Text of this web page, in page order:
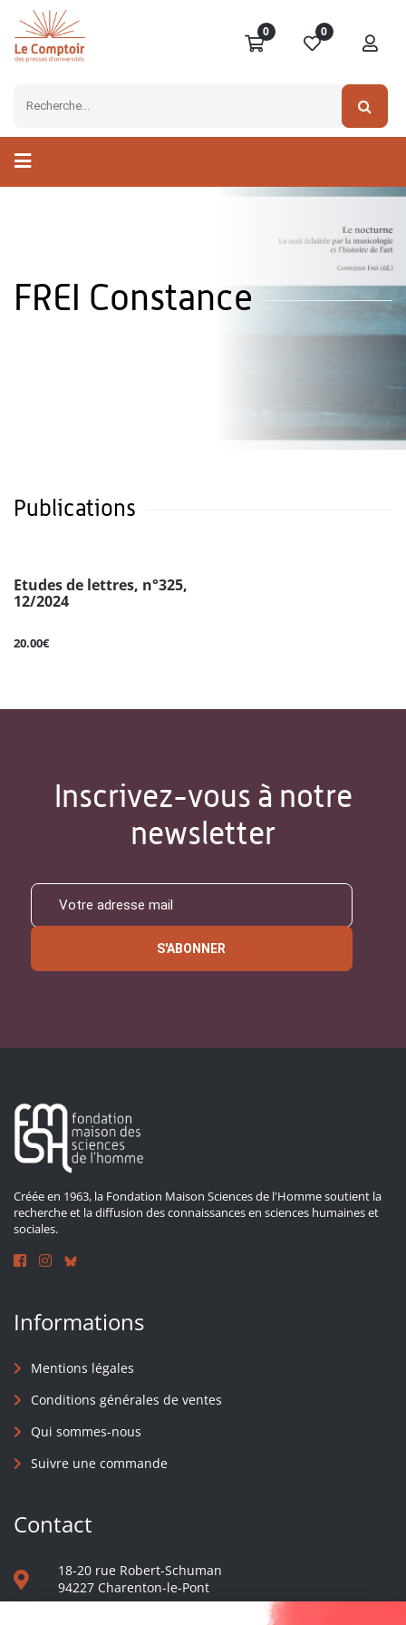
0 0
FREI Constance
Publications
Etudes de lettres, n°325,
12/2024
20.00€
Inscrivez-vous à notre
newsletter
S'ABONNER
Créée en 1963, la Fondation Maison Sciences de l'Homme soutient la
recherche et la diffusion des connaissances en sciences humaines et
sociales.
Informations
Mentions légales
Conditions générales de ventes
Qui sommes-nous
Suivre une commande
Contact
18-20 rue Robert-Schuman
94227 Charenton-le-Pont